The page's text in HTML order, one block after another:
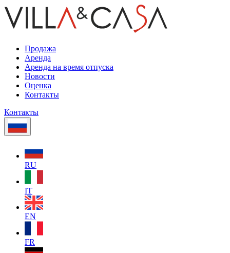
Продажа
Аренда
Аренда на время отпуска
Новости
Оценка
Контакты
Контакты
RU
IT
EN
FR